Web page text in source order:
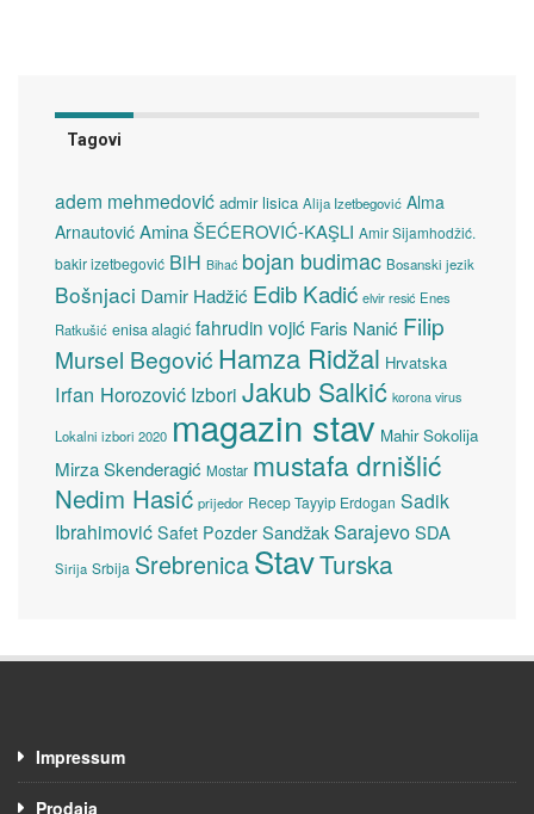
Tagovi
adem mehmedović admir lisica Alija Izetbegović Alma
Arnautović Amina ŠEĆEROVIĆ-KAŞLI Amir Sijamhodžić.
bakir izetbegović BiH Bihać bojan budimac Bosanski jezik
Bošnjaci Damir Hadžić Edib Kadić elvir resić Enes
Ratkušić enisa alagić fahrudin vojić Faris Nanić Filip
Mursel Begović Hamza Ridžal Hrvatska
Irfan Horozović Izbori Jakub Salkić korona virus
Lokalni izbori 2020 magazin stav Mahir Sokolija
Mirza Skenderagić Mostar mustafa drnišlić
Nedim Hasić prijedor Recep Tayyip Erdogan Sadik
Ibrahimović Safet Pozder SandžakSarajevoSDA
Sirija Srbija SrebrenicaStavTurska
Impressum
Prodaja